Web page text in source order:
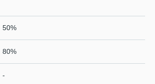
50%
80%
-